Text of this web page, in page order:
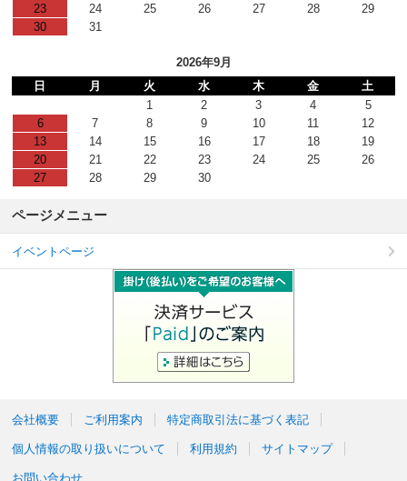
23
24 25 26 27 28
29
30
31
2026年9月
日
月 火 水 木 金
土
1
2 3 4
5
6
7 8 9 10 11
12
13
14 15 16 17 18
19
20
21 22 23 24 25
26
27
28 29 30
ページメニュー
イベントページ
会社概要 ご利用案内 特定商取引法に基づく表記
個人情報の取り扱いについて 利用規約 サイトマップ
お問い合わせ